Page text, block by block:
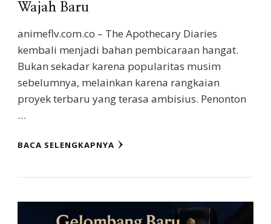
Wajah Baru
animeflv.com.co – The Apothecary Diaries
kembali menjadi bahan pembicaraan hangat.
Bukan sekadar karena popularitas musim
sebelumnya, melainkan karena rangkaian
proyek terbaru yang terasa ambisius. Penonton
…
BACA SELENGKAPNYA